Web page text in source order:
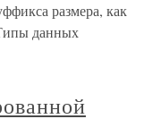
размера, как
данных